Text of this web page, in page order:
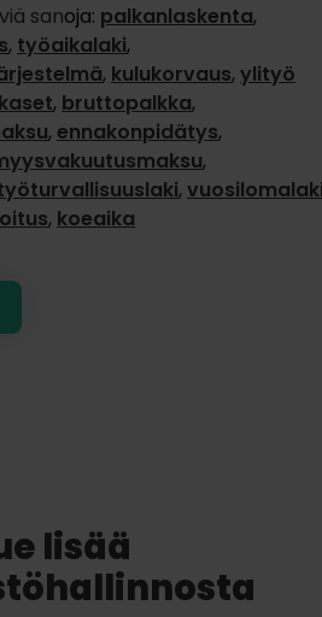
sanoja: palkanlaskenta,
, työaikalaki,
, kulukorvaus, ylityö
, bruttopalkka,
, ennakonpidätys,
,
,
, koeaika
lisää